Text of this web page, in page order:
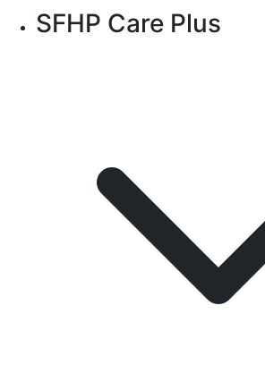
SFHP Care Plus